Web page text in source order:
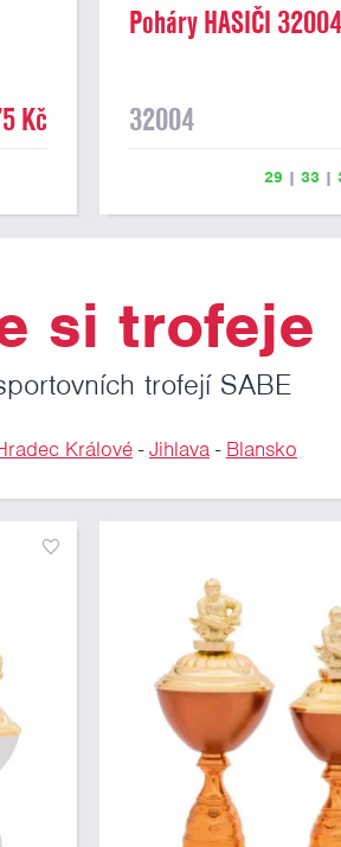
Kč
Poháry HASIČI 32004
32004
29 |33 |
si trofeje
trofejí SABE
Králové-Jihlava- Blansko